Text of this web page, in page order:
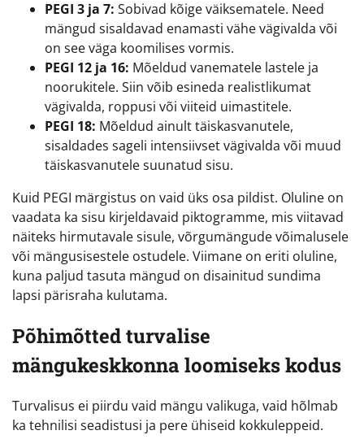
PEGI 3 ja 7: Sobivad kõige väiksematele. Need
mängud sisaldavad enamasti vähe vägivalda või
on see väga koomilises vormis.
PEGI 12 ja 16: Mõeldud vanematele lastele ja
noorukitele. Siin võib esineda realistlikumat
vägivalda, roppusi või viiteid uimastitele.
PEGI 18: Mõeldud ainult täiskasvanutele,
sisaldades sageli intensiivset vägivalda või muud
täiskasvanutele suunatud sisu.
Kuid PEGI märgistus on vaid üks osa pildist. Oluline on
vaadata ka sisu kirjeldavaid piktogramme, mis viitavad
näiteks hirmutavale sisule, võrgumängude võimalusele
või mängusisestele ostudele. Viimane on eriti oluline,
kuna paljud tasuta mängud on disainitud sundima
lapsi pärisraha kulutama.
Põhimõtted turvalise
mängukeskkonna loomiseks kodus
Turvalisus ei piirdu vaid mängu valikuga, vaid hõlmab
ka tehnilisi seadistusi ja pere ühiseid kokkuleppeid.